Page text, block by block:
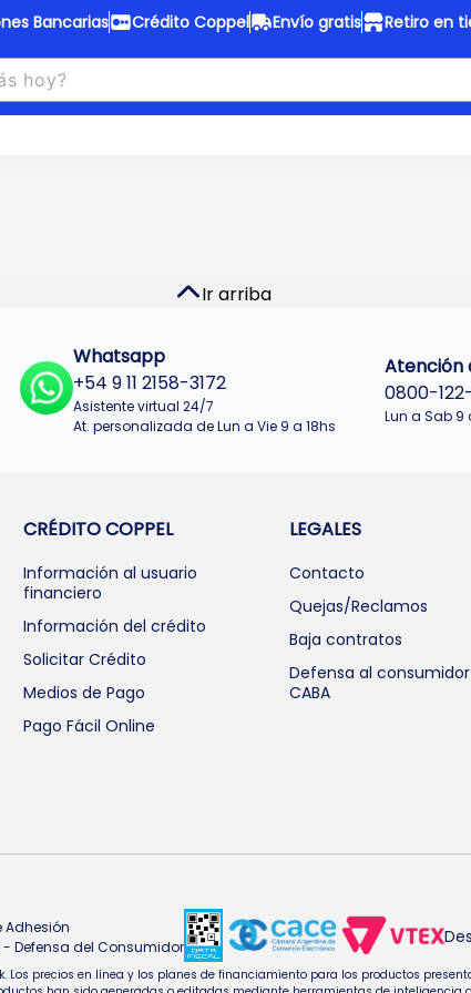
Bancarias Crédito Coppel Envío gratis Retiro en
Envío gratis
Ir arriba
Whatsapp
+54 9 11 2158-3172
Asistente virtual 24/7
At. personalizada de Lun a Vie 9 a 18hs
Atención
0800-
Lun a Sab 9
CRÉDITO COPPEL
Información al usuario
financiero
Información del crédito
Solicitar Crédito
Medios de Pago
Pago Fácil Online
LEGALES
Contacto
Quejas/Reclamos
Baja contratos
Defensa al consumidor
CABA
Adhesión
- Defensa del Consumidor
precios en línea y los planes de financiamiento para los productos